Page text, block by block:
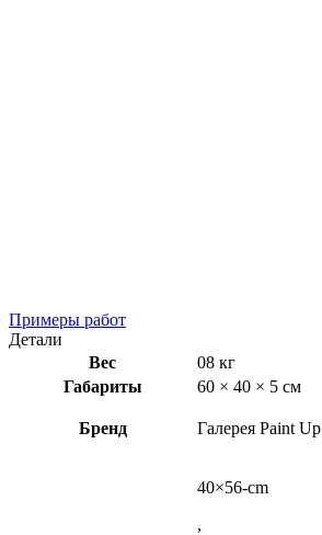
Примеры работ
Детали
Вес
08 кг
Габариты
60 × 40 × 5 см
Бренд Галерея Paint Up
40×56-cm
,